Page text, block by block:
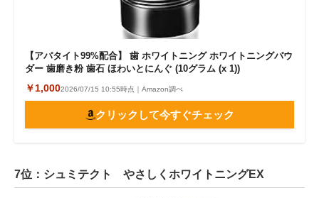
【アパタイト99%配合】 歯 ホワイトニング ホワイトニングパウ
ダー 歯磨き粉 歯石 ほわいとにんぐ (10グラム (x 1))
￥1,0002026/07/15 10:55時点｜Amazon調べ
クリックして今すぐチェック
7位：シュミテクト やさしくホワイトニングEX